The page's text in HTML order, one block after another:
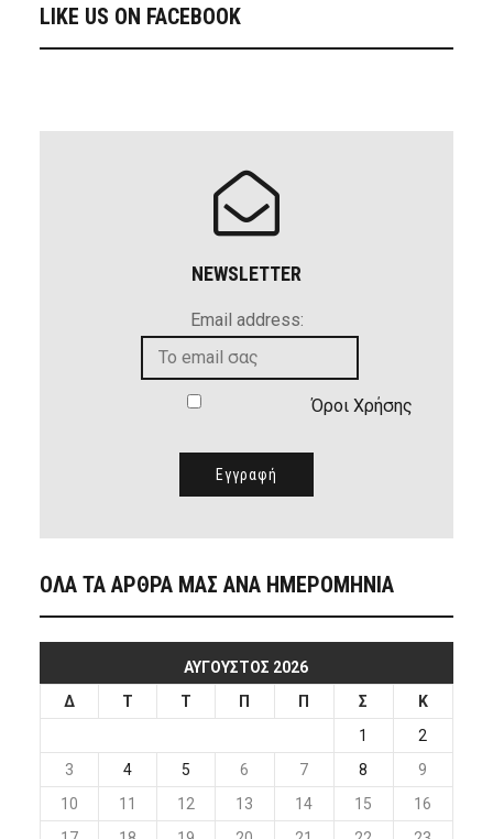
LIKE US ON FACEBOOK
NEWSLETTER
Email address:
Όροι Χρήσης
ΟΛΑ ΤΑ ΑΡΘΡΑ ΜΑΣ ΑΝΑ ΗΜΕΡΟΜΗΝΙΑ
ΑΎΓΟΥΣΤΟΣ 2026
Δ
Τ Τ Π Π Σ
Κ
1
2
3
4 5 6 7 8
9
10
11 12 13 14 15
16